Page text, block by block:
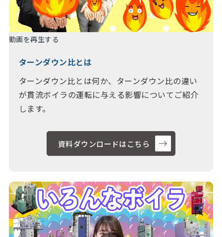
動画を再生する
ターンダウン比とは
ターンダウン比とは何か、ターンダウン比の違い
が貫流ボイラの運転に与える影響についてご紹介
します。
資料ダウンロードはこちら